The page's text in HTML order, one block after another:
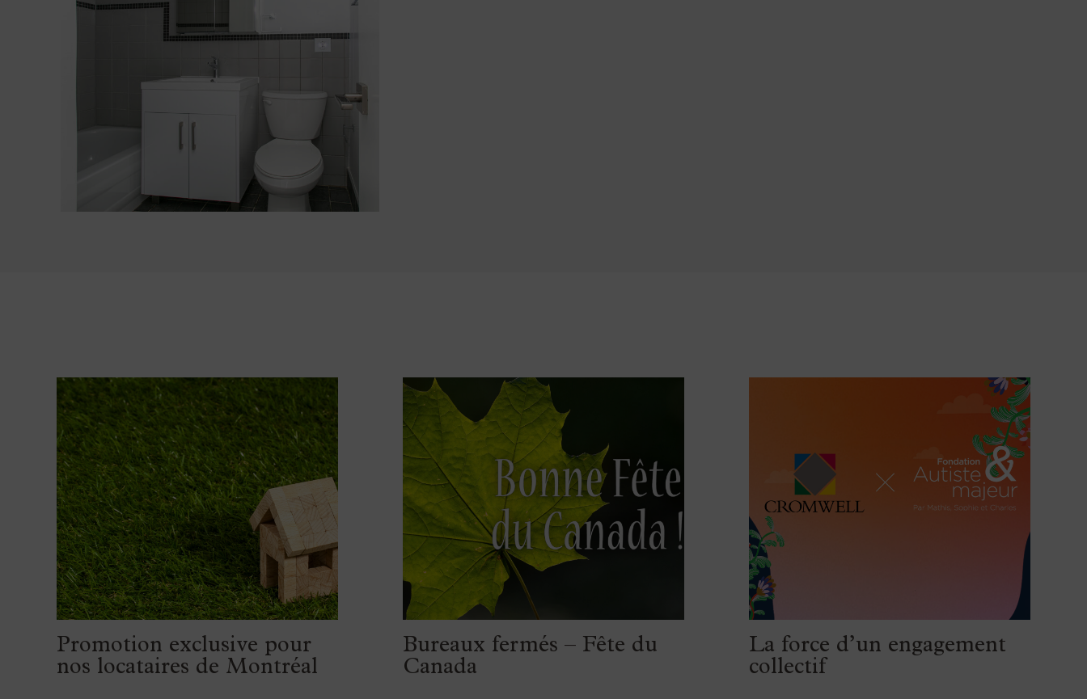
Promotion exclusive pour
nos locataires de Montréal
Bureaux fermés – Fête du
Canada
La force d’un engagement
collectif